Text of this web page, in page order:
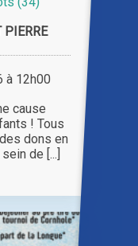
PIERRE
12h00
cause
! Tous
dons en
de [...]